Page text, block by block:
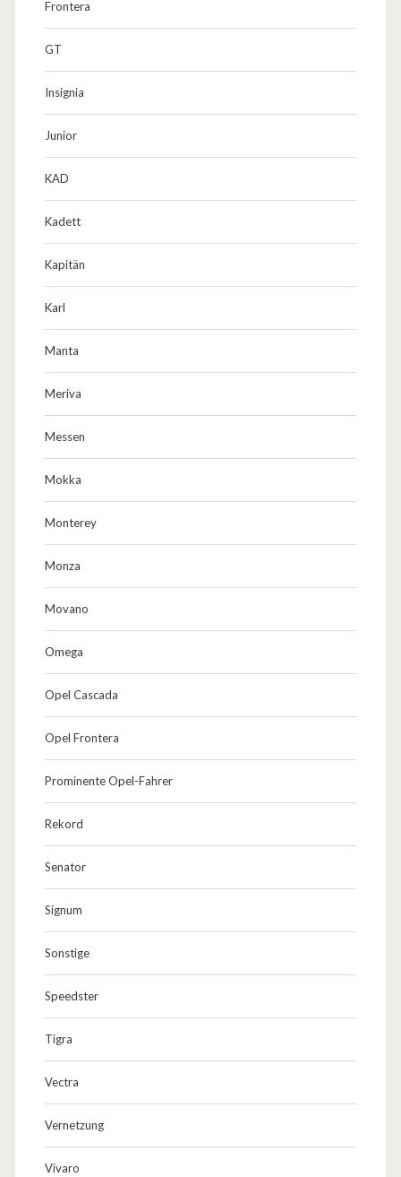
Frontera
GT
Insignia
Junior
KAD
Kadett
Kapitän
Karl
Manta
Meriva
Messen
Mokka
Monterey
Monza
Movano
Omega
Opel Cascada
Opel Frontera
Prominente Opel-Fahrer
Rekord
Senator
Signum
Sonstige
Speedster
Tigra
Vectra
Vernetzung
Vivaro